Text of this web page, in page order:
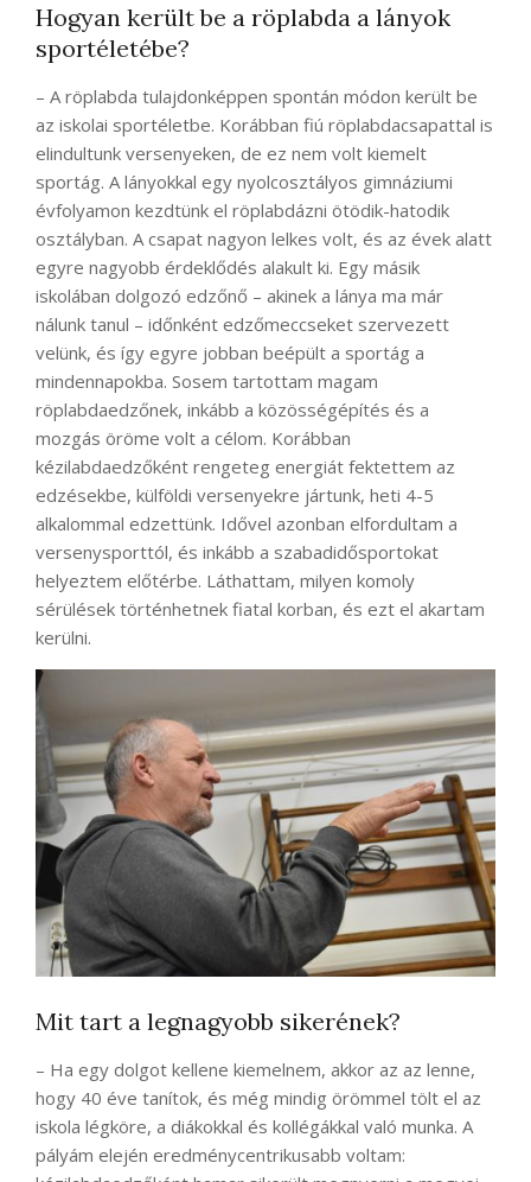
Hogyan került be a röplabda a lányok
sportéletébe?
– A röplabda tulajdonképpen spontán módon került be
az iskolai sportéletbe. Korábban fiú röplabdacsapattal is
elindultunk versenyeken, de ez nem volt kiemelt
sportág. A lányokkal egy nyolcosztályos gimnáziumi
évfolyamon kezdtünk el röplabdázni ötödik-hatodik
osztályban. A csapat nagyon lelkes volt, és az évek alatt
egyre nagyobb érdeklődés alakult ki. Egy másik
iskolában dolgozó edzőnő – akinek a lánya ma már
nálunk tanul – időnként edzőmeccseket szervezett
velünk, és így egyre jobban beépült a sportág a
mindennapokba. Sosem tartottam magam
röplabdaedzőnek, inkább a közösségépítés és a
mozgás öröme volt a célom. Korábban
kézilabdaedzőként rengeteg energiát fektettem az
edzésekbe, külföldi versenyekre jártunk, heti 4-5
alkalommal edzettünk. Idővel azonban elfordultam a
versenysporttól, és inkább a szabadidősportokat
helyeztem előtérbe. Láthattam, milyen komoly
sérülések történhetnek fiatal korban, és ezt el akartam
kerülni.
Mit tart a legnagyobb sikerének?
– Ha egy dolgot kellene kiemelnem, akkor az az lenne,
hogy 40 éve tanítok, és még mindig örömmel tölt el az
iskola légköre, a diákokkal és kollégákkal való munka. A
pályám elején eredménycentrikusabb voltam: